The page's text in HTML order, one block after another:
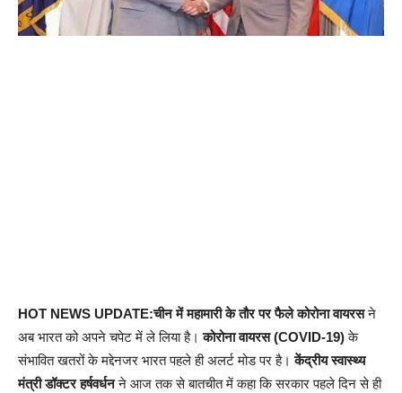
HOT NEWS UPDATE:चीन में महामारी के तौर पर फैले कोरोना वायरसने
अब भारत को अपने चपेट में ले लिया है।कोरोना वायरस (COVID-19)के
संभावित खतरों के मद्देनजर भारत पहले ही अलर्ट मोड पर है।केंद्रीय स्वास्थ्य
मंत्री डॉक्टर हर्षवर्धनने आज तक से बातचीत में कहा कि सरकार पहले दिन से ही